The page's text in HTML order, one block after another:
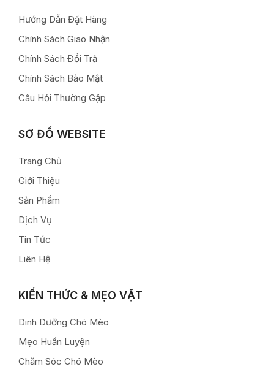
Hướng Dẫn Đặt Hàng
Chính Sách Giao Nhận
Chính Sách Đổi Trả
Chính Sách Bảo Mật
Câu Hỏi Thường Gặp
SƠ ĐỒ WEBSITE
Trang Chủ
Giới Thiệu
Sản Phẩm
Dịch Vụ
Tin Tức
Liên Hệ
KIẾN THỨC & MẸO VẶT
Dinh Dưỡng Chó Mèo
Mẹo Huấn Luyện
Chăm Sóc Chó Mèo